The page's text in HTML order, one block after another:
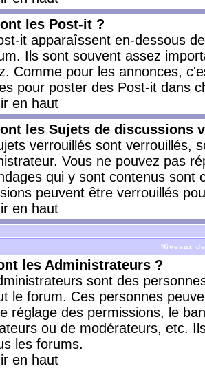
les Post-it ?
it apparaîssent en-dessous
Ils sont souvent assez
Comme pour les annonces,
pour poster des Post-it dans
en haut
les Sujets de discussions
verrouillés sont verrouillés,
Vous ne pouvez pas
qui y sont contenus
peuvent être verrouillés
en haut
Niveaux
les Administrateurs ?
sont des
le forum. Ces personnes
réglage des permissions, le
ou de modérateurs, etc.
les forums.
en haut